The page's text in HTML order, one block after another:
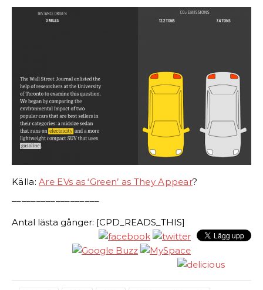
Källa:Are EVs as ‘Green’ as They Appear?
Antal lästa gånger: [CPD_READS_THIS]